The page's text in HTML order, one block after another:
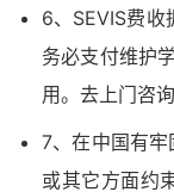
6、SEVIS费收
务必支付维护
用。去上门咨
7、在中国有
或其它方面约